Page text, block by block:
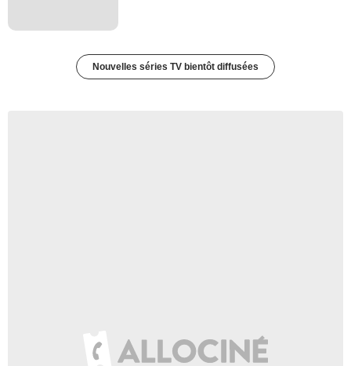
Nouvelles séries TV bientôt diffusées